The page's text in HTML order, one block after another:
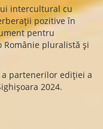
intercultural cu
pozitive în
pentru
pluralistă și
partenerilor ediției a
2024.